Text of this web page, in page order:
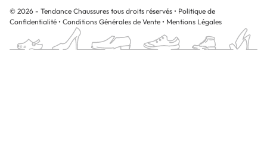
© 2026 - Tendance Chaussures tous droits réservés • Politique de
Confidentialité • Conditions Générales de Vente • Mentions Légales